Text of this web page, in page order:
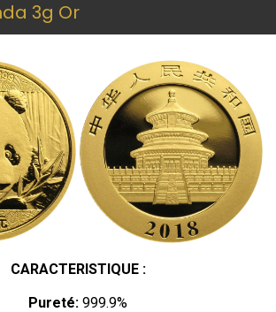
3g Or
CARACTERISTIQUE :
Pureté: 999.9%